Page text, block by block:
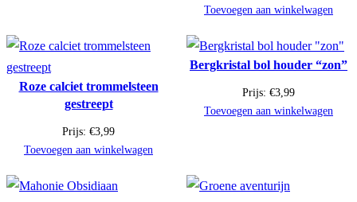
prijs
€3,99.
prijs
€2,59.
Toevoegen aan winkelwagen
Roze calciet trommelsteen
gestreept
Prijs: €3,99
Toevoegen aan winkelwagen
Bergkristal bol houder “zon”
Prijs: €3,99
Toevoegen aan winkelwagen